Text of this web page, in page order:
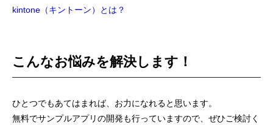
kintone（キントーン）とは？
こんなお悩みを解決します！
ひとつでもあてはまれば、お力になれると思います。
無料でサンプルアプリの開発も行っていますので、ぜひご検討く